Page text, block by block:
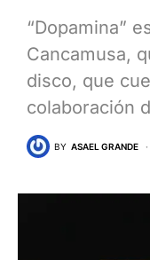
“Dopamina”
Cancamusa,
disco, que
colaboración
BY ASAEL GRANDE